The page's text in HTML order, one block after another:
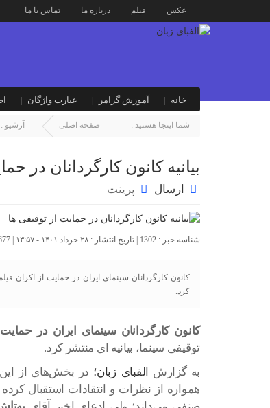
عکس فیلم درباره ما تماس با ما
خانه آموزش گرامر عبارت واژگان
شما اینجا هستید : صفحه اصلی آرشیو :
بیانیه کانون کارگردانان در
ارسال پرینت
شناسه خبر : 1302 | تاریخ انتشار : ۲۸ خرداد ۱۴۰۱ - ۱۳:۵۷ | 677 بازدید | تعداد دیدگاه :
کانون کارگردانان سینمای ایران در حمایت از اکران
کرد.
کانون کارگردانان سینمای ایران در
توقیفی سینما، بیانیه ای منتشر کرد.
به گزارش
الفبای زبان؛ در بخش‌های از این
همواره از نظرات و انتقادات استقبال